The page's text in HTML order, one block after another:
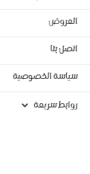
العروض
اتصل بنا
سياسة الخصوصية
روابط سريعة